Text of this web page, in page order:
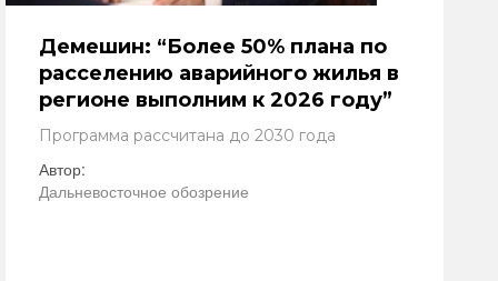
Демешин: “Более 50% плана по
расселению аварийного жилья в
регионе выполним к 2026 году”
Программа рассчитана до 2030 года
Автор:
Дальневосточное обозрение